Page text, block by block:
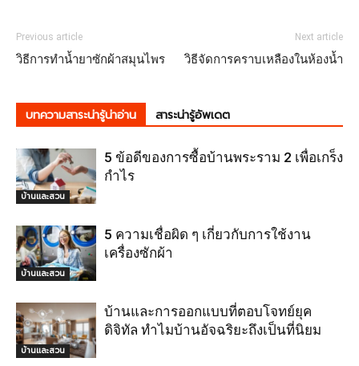
Previous article
วิธีการทำน้ำยาซักผ้าสมุนไพร
Next article
วิธีจัดการคราบเหลืองในห้องน้ำ
บทความสาระน่ารู้น่าอ่าน สาระน่ารู้อัพเดต
บ้านและสวน
5 ข้อดีของการซื้อบ้านพระราม 2 เพื่อเกร็ง
กำไร
บ้านและสวน
5 ความเชื่อผิด ๆ เกี่ยวกับการใช้งาน
เครื่องซักผ้า
บ้านและสวน
บ้านและการออกแบบที่ตอบโจทย์ยุค
ดิจิทัล ทำไมบ้านอัจฉริยะถึงเป็นที่นิยม